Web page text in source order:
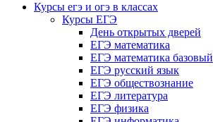
Курсы егэ и огэ в классах
Курсы ЕГЭ
День открытых дверей
ЕГЭ математика
ЕГЭ математика базовый
ЕГЭ русский язык
ЕГЭ обществознание
ЕГЭ литература
ЕГЭ физика